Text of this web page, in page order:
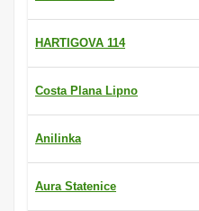
HARTIGOVA 114
Costa Plana Lipno
Anilinka
Aura Statenice